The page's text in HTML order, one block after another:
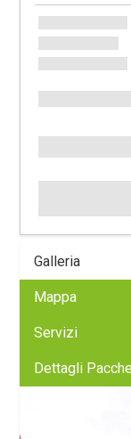
Galleria
Mappa
Servizi
Dettagli